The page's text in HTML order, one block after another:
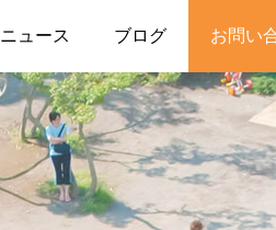
ニュース ブログ お問い